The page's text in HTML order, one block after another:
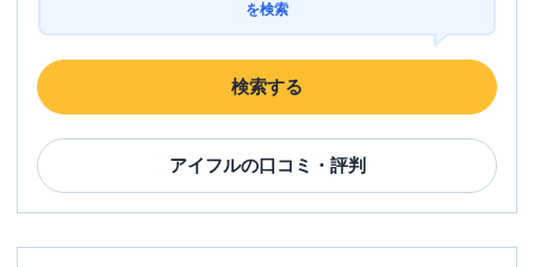
を検索
検索する
アイフルの口コミ・評判